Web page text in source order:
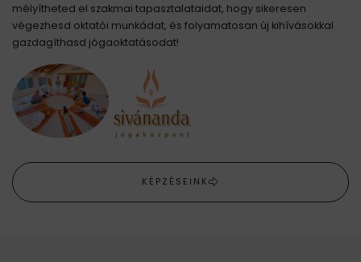
mélyítheted el szakmai tapasztalataidat, hogy sikeresen
végezhesd oktatói munkádat, és folyamatosan új kihívásokkal
gazdagíthasd jógaoktatásodat!
KÉPZÉSEINK